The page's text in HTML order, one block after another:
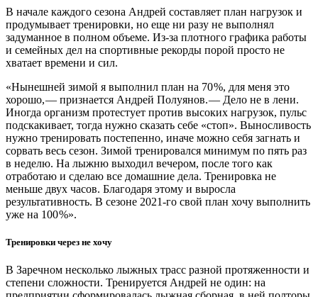
В начале каждого сезона Андрей составляет план нагрузок и
продумывает тренировки, но еще ни разу не выполнял
задуманное в полном объеме. Из-за плотного графика работы
и семейных дел на спортивные рекорды порой просто не
хватает времени и сил.
«Нынешней зимой я выполнил план на 70 %, для меня это
хорошо, — ​признается Андрей Полуянов. — ​Дело не в лени.
Иногда организм протестует против высоких нагрузок, пульс
подскакивает, тогда нужно сказать себе «стоп». Выносливость
нужно тренировать постепенно, иначе можно себя загнать и
сорвать весь сезон. Зимой тренировался минимум по пять раз
в неделю. На лыжню выходил вечером, после того как
отработаю и сделаю все домашние дела. Тренировка не
меньше двух часов. Благодаря этому и выросла
результативность. В сезоне 2021-го свой план хочу выполнить
уже на 100 %».
Тренировки через не хочу
В Заречном несколько лыжных трасс разной протяженности и
степени сложности. Тренируется Андрей не один: на